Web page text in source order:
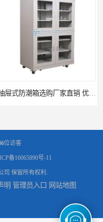
抽屉式防潮箱选购厂家直销 优质多系列防潮箱供应价格
电子元器件防潮柜厂家低价供应 电子元器件专用防潮柜价格
位访客
备16065890号-11
司 保留所有权利.
明 管理员入口 网站地图